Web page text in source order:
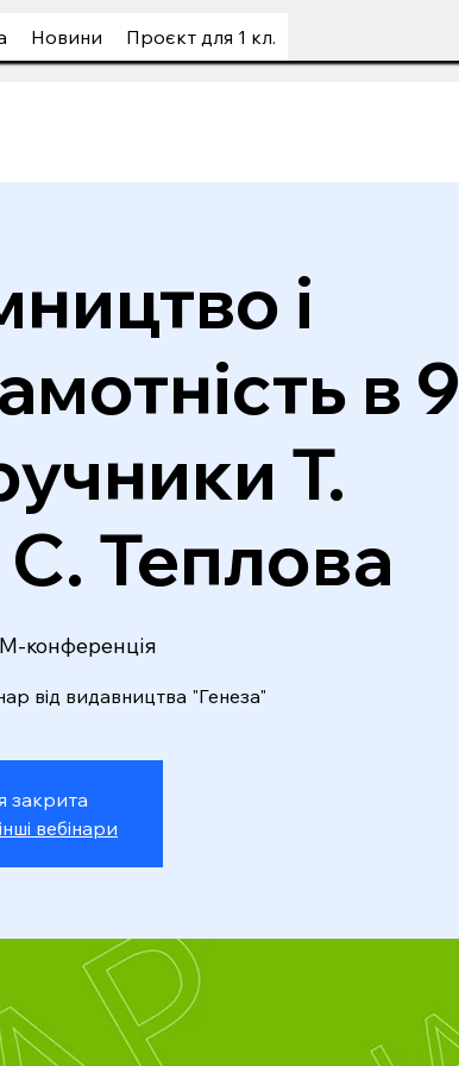
Новини Проєкт для 1 кл.
і
в 9
Т.
С. Теплова
конференція
від видавництва "Генеза"
закрита
вебінари